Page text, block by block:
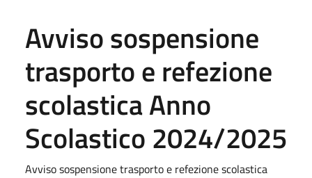
Avviso sospensione
trasporto e refezione
scolastica Anno
Scolastico 2024/2025
Avviso sospensione trasporto e refezione scolastica